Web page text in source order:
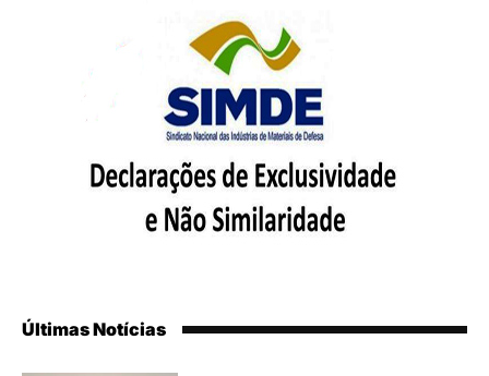
Últimas Notícias